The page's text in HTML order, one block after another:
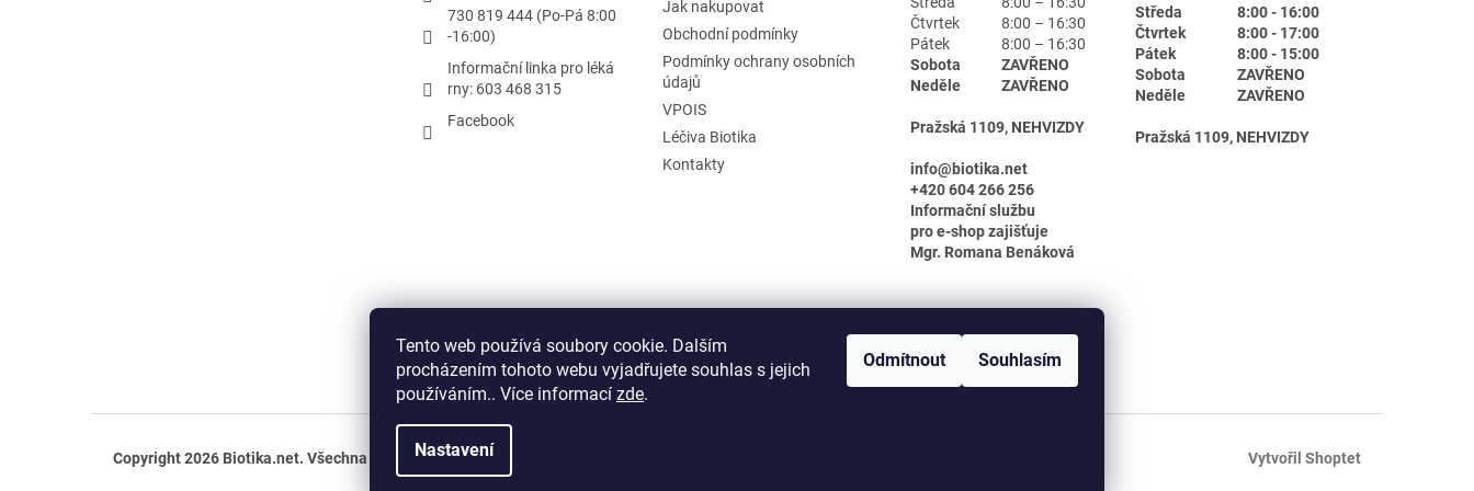
Tento web používá soubory cookie. Dalším
procházením tohoto webu vyjadřujete souhlas s jejich
používáním.. Více informací zde.
Nastavení
Odmítnout Souhlasím
730 819 444 (Po-Pá 8:00
-16:00)
Informační linka pro léká
rny: 603 468 315
Facebook
Jak nakupovat
Obchodní podmínky
Podmínky ochrany osobních
údajů
VPOIS
Léčiva Biotika
Kontakty
Čtvrtek
8:00 – 16:30
Pátek
8:00 – 16:30
Sobota
ZAVŘENO
Neděle
ZAVŘENO
Pražská 1109, NEHVIZDY
info@biotika.net
+420 604 266 256
Informační službu
pro e-shop zajišťuje
Mgr. Romana Benáková
Středa
8:00 - 16:00
Čtvrtek
8:00 - 17:00
Pátek
8:00 - 15:00
Sobota
ZAVŘENO
Neděle
ZAVŘENO
Pražská 1109, NEHVIZDY
Vytvořil Shoptet
Copyright 2026 Biotika.net. Všechna práva vyhrazena.